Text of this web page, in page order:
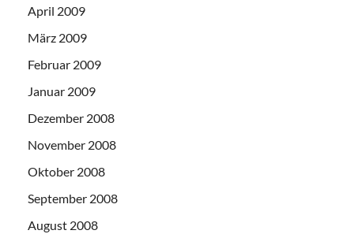
April 2009
März 2009
Februar 2009
Januar 2009
Dezember 2008
November 2008
Oktober 2008
September 2008
August 2008